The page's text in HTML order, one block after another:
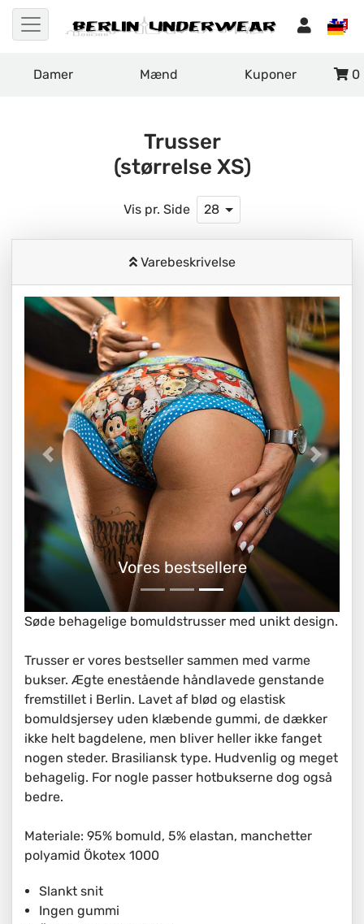
Damer Mænd Kuponer 0
Trusser
(størrelse XS)
Vis pr. Side 28
Varebeskrivelse
Søde Trusser lavet af bomuld
Søde behagelige bomuldstrusser med unikt design.
Trusser er vores bestseller sammen med varme
bukser. Ægte enestående håndlavede genstande
fremstillet i Berlin. Lavet af blød og elastisk
bomuldsjersey uden klæbende gummi, de dækker
ikke helt bagdelene, men bliver heller ikke fanget
nogen steder. Brasiliansk type. Hudvenlig og meget
behagelig. For nogle passer hotbukserne dog også
bedre.
Materiale: 95% bomuld, 5% elastan, manchetter
polyamid Ökotex 1000
Slankt snit
Ingen gummi